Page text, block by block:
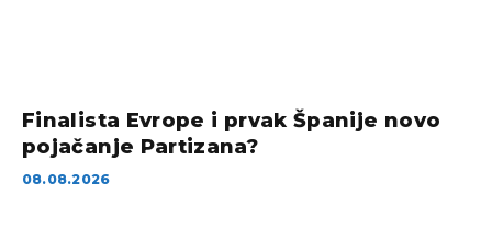
Finalista Evrope i prvak Španije novo
pojačanje Partizana?
08.08.2026